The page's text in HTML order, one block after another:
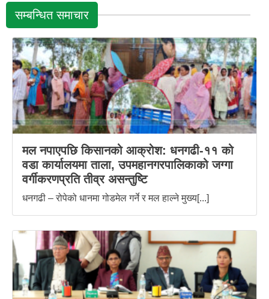
सम्बन्धित समाचार
मल नपाएपछि किसानको आक्रोश: धनगढी-११ को
वडा कार्यालयमा ताला, उपमहानगरपालिकाको जग्गा
वर्गीकरणप्रति तीव्र असन्तुष्टि
धनगढी – रोपेको धानमा गोडमेल गर्ने र मल हाल्ने मुख्य[...]